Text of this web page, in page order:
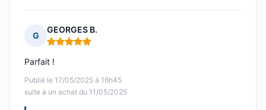
G
GEORGES B.
Note : 5 sur 5
Publié le 17/05/2025 à 16h45
suite à un achat du 11/05/2025
Parfait !